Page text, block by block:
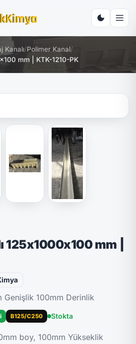
Kanalı/Polimer Kanal/
mm | KTK-1210-PK
125x1000x100 mm |
Genişlik 100mm Derinlik
B125/C250 Stokta
boy, 100mm Yükseklik